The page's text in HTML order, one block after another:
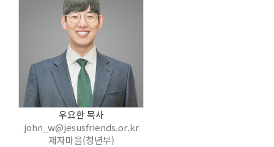
우요한 목사
john_w@jesusfriends.or.kr
제자마을(청년부)